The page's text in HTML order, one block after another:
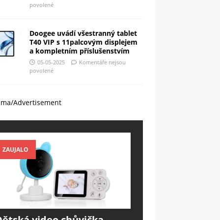
povolené
Doogee uvádí všestranný tablet
T40 VIP s 11palcovým displejem
a kompletním příslušenstvím
05-05-2025
Komentáře nejsou
povolené
Advertisement
ZAUJALO